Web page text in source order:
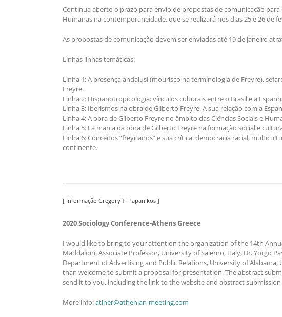
Continua aberto o prazo para envio de propostas de comunicação para
Humanas na contemporaneidade, que se realizará nos dias 25 e 26 de
As propostas de comunicação devem ser enviadas até 19 de janeiro
Linhas linhas temáticas:
Linha 1: A presença andalusí (mourisco na terminologia de Freyre),
Freyre.
Linha 2: Hispanotropicologia: vínculos culturais entre o Brasil e a
Linha 3: Iberismos na obra de Gilberto Freyre. A sua relação com a
Linha 4: A obra de Gilberto Freyre no âmbito das Ciências Sociais e
Linha 5: La marca da obra de Gilberto Freyre na formação social e
Linha 6: Conceitos “freyrianos” e sua crítica: democracia racial,
continente.
[ Informação Gregory T. Papanikos ]
2020 Sociology Conference-Athens Greece
I would like to bring to your attention the organization of the 14th
Maddaloni, Associate Professor, University of Salerno, Italy, Dr. Yorgo
Department of Advertising and Public Relations, University of Alabama,
than welcome to submit a proposal for presentation. The abstract
send it to you, including the link to the website and abstract
More info:atiner@athenian-meeting.com